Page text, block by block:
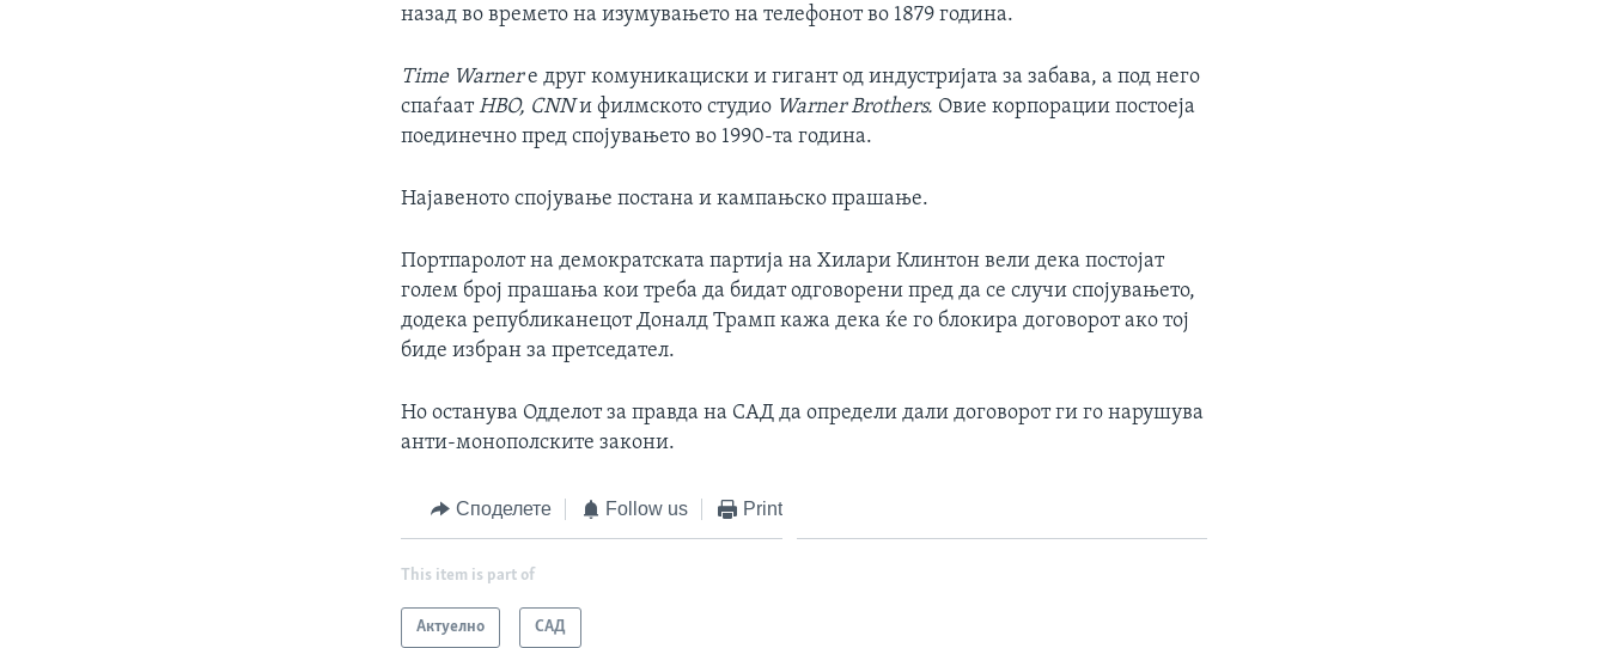
назад во времето на изумувањето на телефонот во 1879 година.
Time Warnerе друг комуникациски и гигант од индустријата за забава, а под него
спаѓаатHBO, CNNи филмското студио Warner Brothers. Овие корпорации постоеја
поединечно пред спојувањето во 1990-та година.
Најавеното спојување постана и кампањско прашање.
Портпаролот на демократската партија на Хилари Клинтон вели дека постојат
голем број прашања кои треба да бидат одговорени пред да се случи спојувањето,
додека републиканецот Доналд Трамп кажа дека ќе го блокира договорот ако тој
биде избран за претседател.
Но останува Одделот за правда на САД да определи дали договорот ги го нарушува
анти-монополските закони.
Споделете Follow us Print
This item is part of
Актуелно САД